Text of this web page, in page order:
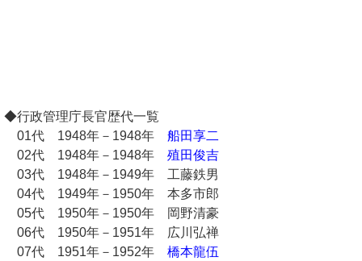
◆行政管理庁長官歴代一覧
01代 1948年－1948年 船田享二
02代 1948年－1948年 殖田俊吉
03代 1948年－1949年 工藤鉄男
04代 1949年－1950年 本多市郎
05代 1950年－1950年 岡野清豪
06代 1950年－1951年 広川弘禅
07代 1951年－1952年 橋本龍伍